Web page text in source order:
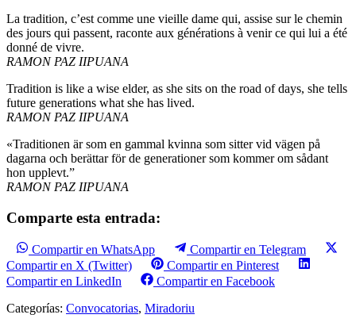
La tradition, c’est comme une vieille dame qui, assise sur le chemin
des jours qui passent, raconte aux générations à venir ce qui lui a été
donné de vivre.
RAMON PAZ IIPUANA
Tradition is like a wise elder, as she sits on the road of days, she tells
future generations what she has lived.
RAMON PAZ IIPUANA
«Traditionen är som en gammal kvinna som sitter vid vägen på
dagarna och berättar för de generationer som kommer om sådant
hon upplevt.”
RAMON PAZ IIPUANA
Comparte esta entrada:
Compartir en WhatsApp
Compartir en Telegram
Compartir en X (Twitter)
Compartir en Pinterest
Compartir en LinkedIn
Compartir en Facebook
Categorías: Convocatorias, Miradoriu